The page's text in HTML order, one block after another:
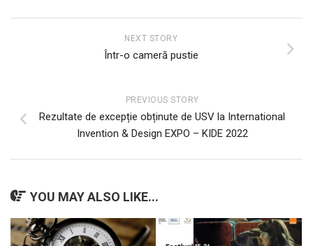
NEXT STORY
Într-o cameră pustie
PREVIOUS STORY
Rezultate de excepție obținute de USV la International
Invention & Design EXPO – KIDE 2022
YOU MAY ALSO LIKE...